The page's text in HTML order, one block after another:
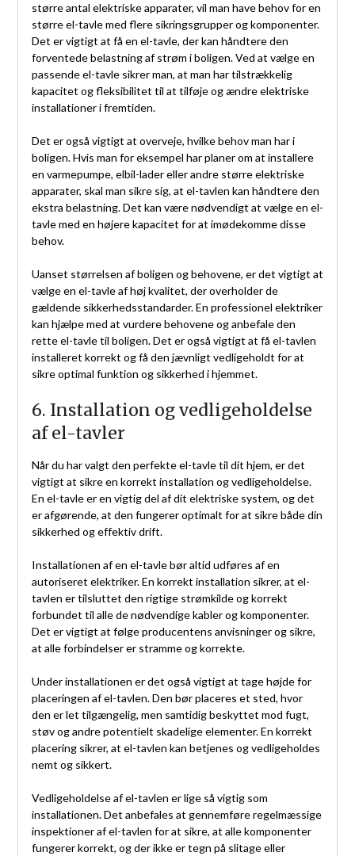
større antal elektriske apparater, vil man have behov for en
større el-tavle med flere sikringsgrupper og komponenter.
Det er vigtigt at få en el-tavle, der kan håndtere den
forventede belastning af strøm i boligen. Ved at vælge en
passende el-tavle sikrer man, at man har tilstrækkelig
kapacitet og fleksibilitet til at tilføje og ændre elektriske
installationer i fremtiden.
Det er også vigtigt at overveje, hvilke behov man har i
boligen. Hvis man for eksempel har planer om at installere
en varmepumpe, elbil-lader eller andre større elektriske
apparater, skal man sikre sig, at el-tavlen kan håndtere den
ekstra belastning. Det kan være nødvendigt at vælge en el-
tavle med en højere kapacitet for at imødekomme disse
behov.
Uanset størrelsen af boligen og behovene, er det vigtigt at
vælge en el-tavle af høj kvalitet, der overholder de
gældende sikkerhedsstandarder. En professionel elektriker
kan hjælpe med at vurdere behovene og anbefale den
rette el-tavle til boligen. Det er også vigtigt at få el-tavlen
installeret korrekt og få den jævnligt vedligeholdt for at
sikre optimal funktion og sikkerhed i hjemmet.
6. Installation og vedligeholdelse
af el-tavler
Når du har valgt den perfekte el-tavle til dit hjem, er det
vigtigt at sikre en korrekt installation og vedligeholdelse.
En el-tavle er en vigtig del af dit elektriske system, og det
er afgørende, at den fungerer optimalt for at sikre både din
sikkerhed og effektiv drift.
Installationen af en el-tavle bør altid udføres af en
autoriseret elektriker. En korrekt installation sikrer, at el-
tavlen er tilsluttet den rigtige strømkilde og korrekt
forbundet til alle de nødvendige kabler og komponenter.
Det er vigtigt at følge producentens anvisninger og sikre,
at alle forbindelser er stramme og korrekte.
Under installationen er det også vigtigt at tage højde for
placeringen af el-tavlen. Den bør placeres et sted, hvor
den er let tilgængelig, men samtidig beskyttet mod fugt,
støv og andre potentielt skadelige elementer. En korrekt
placering sikrer, at el-tavlen kan betjenes og vedligeholdes
nemt og sikkert.
Vedligeholdelse af el-tavlen er lige så vigtig som
installationen. Det anbefales at gennemføre regelmæssige
inspektioner af el-tavlen for at sikre, at alle komponenter
fungerer korrekt, og der ikke er tegn på slitage eller